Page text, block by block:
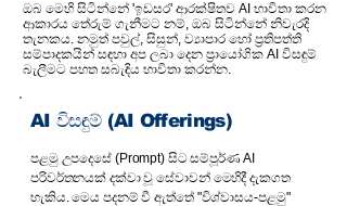
ඔබ මෙහි සිටින්නේ 'ඉඩසර' ආරක්ෂිතව AI භාවිතා කරන
ආකාරය තේරුම් ගැනීමට නම්, ඔබ සිටින්නේ නිවැරදි
තැනකය. නමුත් පවුල්, සිසුන්, ව්‍යාපාර හෝ ප්‍රතිපත්ති
සම්පාදකයින් සඳහා අප ලබා දෙන ප්‍රායෝගික AI විසඳුම්
බැලීමට පහත සබැඳිය භාවිතා කරන්න.
AI විසඳුම් (AI Offerings)
පළමු උපදෙසේ (Prompt) සිට සම්පූර්ණ AI
පරිවර්තනයක් දක්වා වූ සේවාවන් මෙහිදී දැකගත
හැකිය. මෙය පදනම් වී ඇත්තේ "විශ්වාසය-පළමු"